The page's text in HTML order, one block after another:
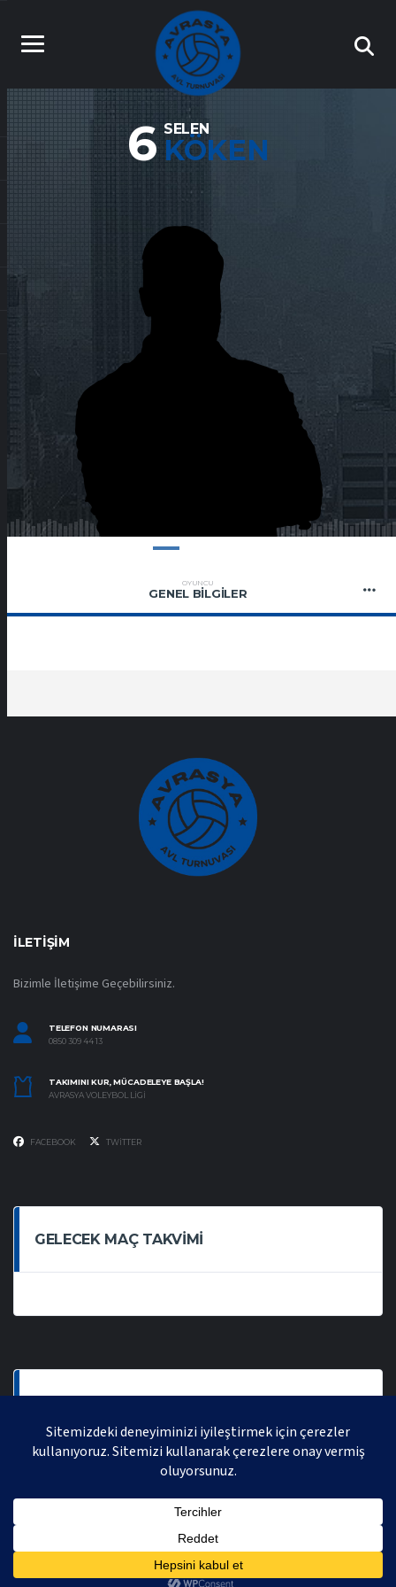
6 SELEN
KÖKEN
OYUNCU
GENEL BILGILER
İLETIŞIM
Bizimle İletişime Geçebilirsiniz.
TELEFON NUMARASI
0850 309 44 13
TAKIMINI KUR, MÜCADELEYE BAŞLA!
AVRASYA VOLEYBOL LIGI
FACEBOOK TWITTER
GELECEK MAÇ TAKVIMI
AVRASYA VOLEYBOL LIGI 2021 | AVRASYA SPORTIF FAALIYETLER ORGANIZASYONUDUR,
TÜM HAKLARI SAKLIDIR.